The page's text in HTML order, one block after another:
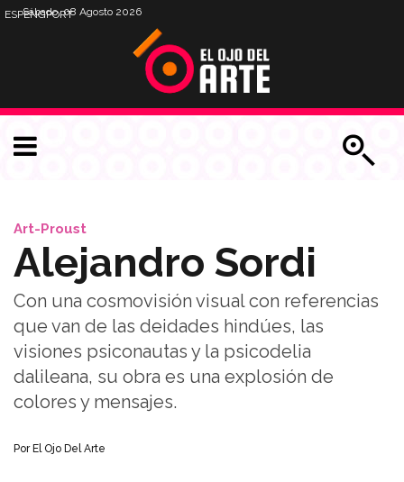
Sábado, 08 Agosto 2026
ESPENGPORT
Art-Proust
Alejandro Sordi
Con una cosmovisión visual con referencias
que van de las deidades hindúes, las
visiones psiconautas y la psicodelia
dalileana, su obra es una explosión de
colores y mensajes.
Por El Ojo Del Arte